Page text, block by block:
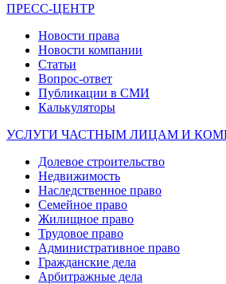
ПРЕСС-ЦЕНТР
Новости права
Новости компании
Статьи
Вопрос-ответ
Публикации в СМИ
Калькуляторы
УСЛУГИ ЧАСТНЫМ ЛИЦАМ И
Долевое строительство
Недвижимость
Наследственное право
Семейное право
Жилищное право
Трудовое право
Административное право
Гражданские дела
Арбитражные дела